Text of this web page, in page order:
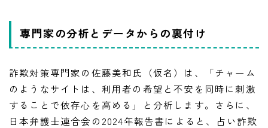
専門家の分析とデータからの裏付け
詐欺対策専門家の佐藤美和氏（仮名）は、「チャーム
のようなサイトは、利用者の希望と不安を同時に刺激
することで依存心を高める」と分析します。さらに、
日本弁護士連合会の2024年報告書によると、占い詐欺